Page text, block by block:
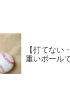
【打てない
重いボール